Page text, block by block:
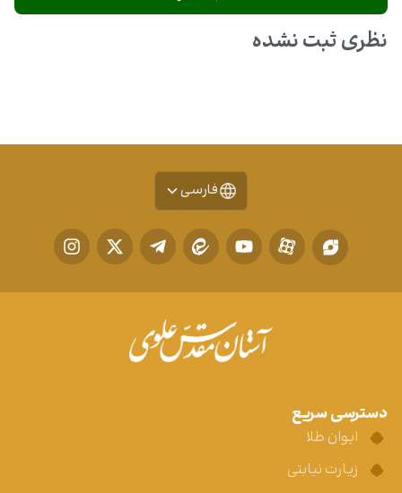
نظری ثبت نشده
فارسی
دسترسی سریع
ایوان طلا
زیارت نیابتی